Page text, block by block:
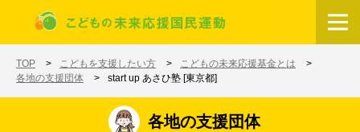
メインコンテンツに移動
TOP こどもを支援したい方
こどもの未来応援基金とは
各地の支援団体
start up あさひ塾 [東京都]
各地の支援団体